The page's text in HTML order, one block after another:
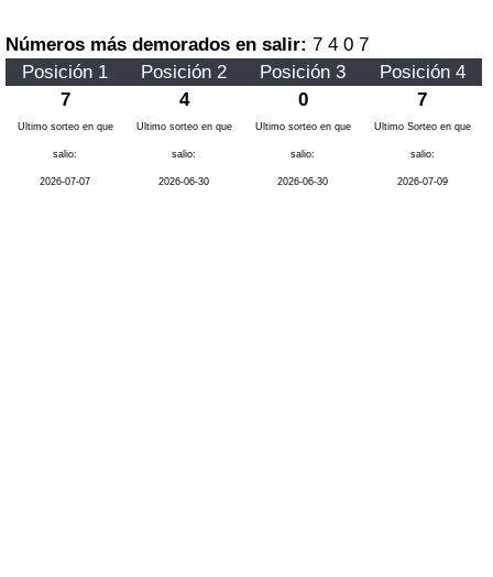
Números más demorados en salir: 7 4 0 7
Posición 1
Posición 2 Posición 3
Posición 4
7
4 0 7
Ultimo sorteo en que
salio:
2026-07-07
Ultimo sorteo en que
salio:
2026-06-30
Ultimo sorteo en que
salio:
2026-06-30
Ultimo Sorteo en que
salio:
2026-07-09